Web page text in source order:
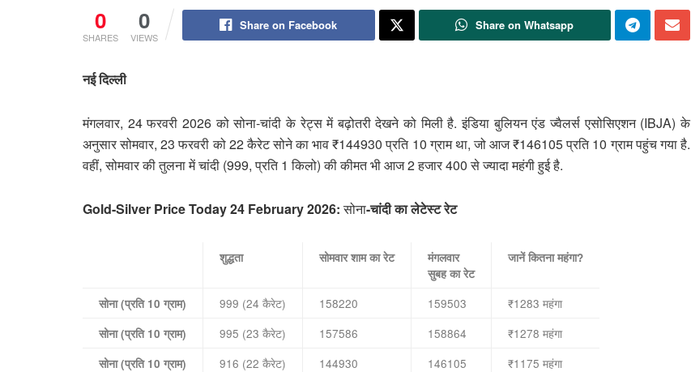
0
SHARES
0
VIEWS
Share on Facebook Share on Whatsapp
नई दिल्ली
मंगलवार, 24 फरवरी 2026 को सोना-चांदी के रेट्स में बढ़ोतरी देखने को मिली है. इंडिया बुलियन एंड ज्वैलर्स एसोसिएशन (IBJA) के
अनुसार सोमवार, 23 फरवरी को 22 कैरेट सोने का भाव ₹144930 प्रति 10 ग्राम था, जो आज ₹146105 प्रति 10 ग्राम पहुंच गया है.
वहीं, सोमवार की तुलना में चांदी (999, प्रति 1 किलो) की कीमत भी आज 2 हजार 400 से ज्यादा महंगी हुई है.
Gold-Silver Price Today 24 February 2026:सोना-चांदी का लेटेस्ट रेट
शुद्धता सोमवार शाम का रेट
मंगलवार
सुबह का रेट
जानें कितना महंगा?
सोना (प्रति 10 ग्राम) 999 (24 कैरेट) 158220 159503 ₹1283 महंगा
सोना (प्रति 10 ग्राम) 995 (23 कैरेट) 157586 158864 ₹1278 महंगा
सोना (प्रति 10 ग्राम) 916 (22 कैरेट) 144930 146105 ₹1175 महंगा